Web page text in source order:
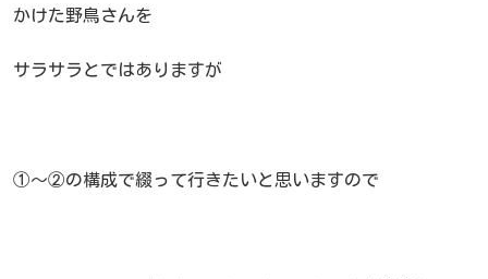
かけた野鳥さんを
サラサラとではありますが
①～②の構成で綴って行きたいと思いますので